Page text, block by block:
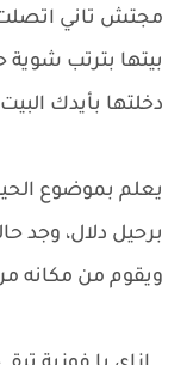
مجتش تاني اتصلت
بيتها بترتب شوية
دخلتها بأيدك
يعلم بموضوع
برحيل دلال، وجد
ويقوم من مكانه